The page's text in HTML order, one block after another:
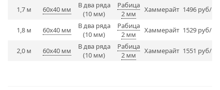
1,7 м 60х40 мм
В два ряда
(10 мм)
Рабица
2 мм
Хаммерайт 1496 руб/
1,8 м 60х40 мм
В два ряда
(10 мм)
Рабица
2 мм
Хаммерайт 1529 руб/
2,0 м 60х40 мм
В два ряда
(10 мм)
Рабица
2 мм
Хаммерайт 1551 руб/